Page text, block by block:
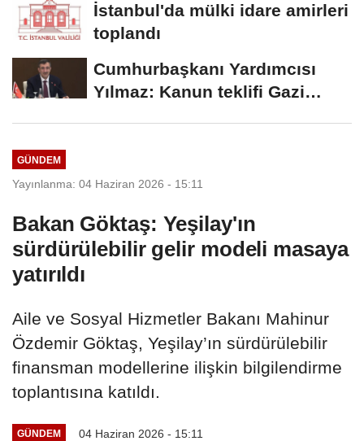
İstanbul'da mülki idare amirleri
toplandı
Cumhurbaşkanı Yardımcısı
Yılmaz: Kanun teklifi Gazi
GÜNDEM
Yayınlanma: 04 Haziran 2026 - 15:11
Bakan Göktaş: Yeşilay'ın
sürdürülebilir gelir modeli masaya
yatırıldı
Aile ve Sosyal Hizmetler Bakanı Mahinur
Özdemir Göktaş, Yeşilay’ın sürdürülebilir
finansman modellerine ilişkin bilgilendirme
toplantısına katıldı.
GÜNDEM 04 Haziran 2026 - 15:11